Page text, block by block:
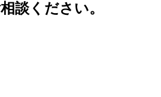
談ください。